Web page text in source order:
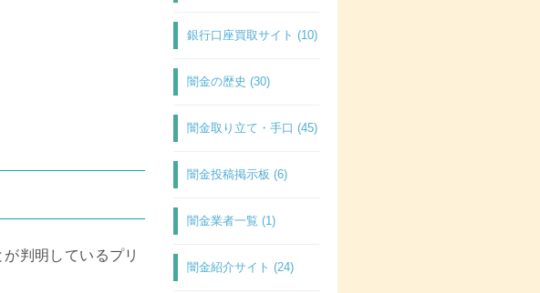
判明しているプリ
銀行口座買取サイト (10)
闇金の歴史 (30)
闇金取り立て・手口 (45)
闇金投稿掲示板 (6)
闇金業者一覧 (1)
闇金紹介サイト (24)